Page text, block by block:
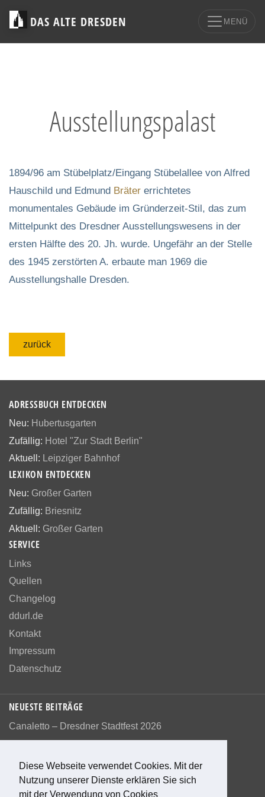
Diese Webseite verwendet Cookies. Mit der
Nutzung unserer Dienste erklären Sie sich
mit der Verwendung von Cookies
DAS ALTE DRESDEN MENÜ
Ausstellungspalast
1894/96 am Stübelplatz/Eingang Stübelallee von Alfred
Hauschild und Edmund Bräter errichtetes
monumentales Gebäude im Gründerzeit-Stil, das zum
Mittelpunkt des Dresdner Ausstellungswesens in der
ersten Hälfte des 20. Jh. wurde. Ungefähr an der Stelle
des 1945 zerstörten A. erbaute man 1969 die
Ausstellungshalle Dresden.
zurück
ADRESSBUCH ENTDECKEN
Neu: Hubertusgarten
Zufällig: Hotel "Zur Stadt Berlin"
Aktuell: Leipziger Bahnhof
LEXIKON ENTDECKEN
Neu: Großer Garten
Zufällig: Briesnitz
Aktuell: Großer Garten
SERVICE
Links
Quellen
Changelog
ddurl.de
Kontakt
Impressum
Datenschutz
NEUESTE BEITRÄGE
Canaletto – Dresdner Stadtfest 2026
Bewerte diese Seite